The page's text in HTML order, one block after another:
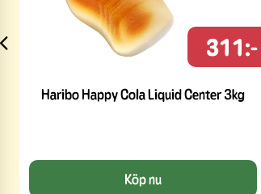
Haribo Happy Cola Liquid Center 3kg
311:-
Köp nu